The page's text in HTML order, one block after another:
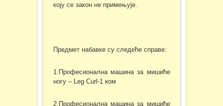
коју се закон не примењује.
Предмет набавке су следеће справе:
1:Професионална машина за мишиће
ногу – Leg Curl-1 ком
2.Професионална машина за мишиће